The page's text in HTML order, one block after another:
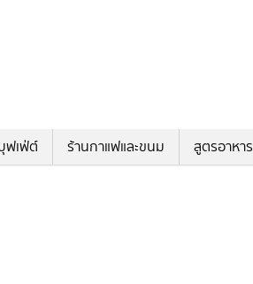
ฟเฟ่ต์ ร้านกาแฟและขนม สูตรอาหาร